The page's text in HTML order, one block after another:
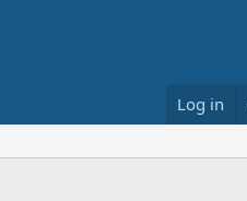
Log in